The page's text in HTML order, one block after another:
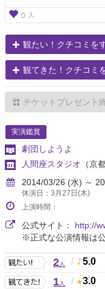
0 人
観たい！クチコミを
観てきた！クチコミ
チケットプレゼント
実演鑑賞
劇団しようよ
人間座スタジオ （京
2014/03/26 (水) ～
休演日：3月27日(木)
上演時間：
公式サイト： http://
※正式な公演情報は
2人 / 5.0
1人 / 3.0